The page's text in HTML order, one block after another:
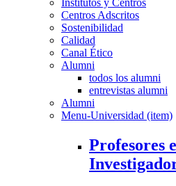
Institutos y Centros
Centros Adscritos
Sostenibilidad
Calidad
Canal Ético
Alumni
todos los alumni
entrevistas alumni
Alumni
Menu-Universidad (item)
Profesores e